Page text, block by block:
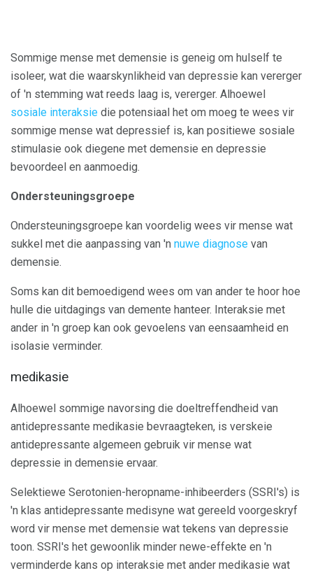
Sommige mense met demensie is geneig om hulself te
isoleer, wat die waarskynlikheid van depressie kan vererger
of 'n stemming wat reeds laag is, vererger. Alhoewel
sosiale interaksie die potensiaal het om moeg te wees vir
sommige mense wat depressief is, kan positiewe sosiale
stimulasie ook diegene met demensie en depressie
bevoordeel en aanmoedig.
Ondersteuningsgroepe
Ondersteuningsgroepe kan voordelig wees vir mense wat
sukkel met die aanpassing van 'n nuwe diagnose van
demensie.
Soms kan dit bemoedigend wees om van ander te hoor hoe
hulle die uitdagings van demente hanteer. Interaksie met
ander in 'n groep kan ook gevoelens van eensaamheid en
isolasie verminder.
medikasie
Alhoewel sommige navorsing die doeltreffendheid van
antidepressante medikasie bevraagteken, is verskeie
antidepressante algemeen gebruik vir mense wat
depressie in demensie ervaar.
Selektiewe Serotonien-heropname-inhibeerders (SSRI's) is
'n klas antidepressante medisyne wat gereeld voorgeskryf
word vir mense met demensie wat tekens van depressie
toon. SSRI's het gewoonlik minder newe-effekte en 'n
verminderde kans op interaksie met ander medikasie wat